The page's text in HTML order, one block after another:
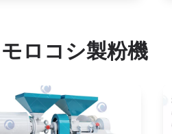
モロコシ製粉機